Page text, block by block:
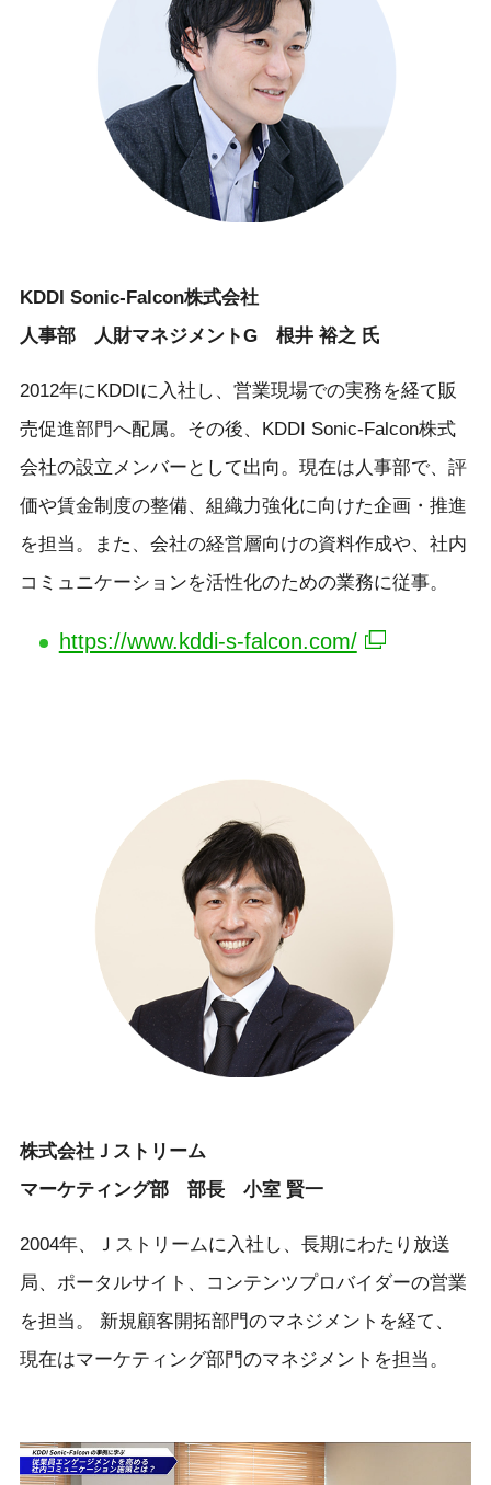
KDDI Sonic-Falcon株式会社
人事部 人財マネジメントG 根井 裕之 氏
2012年にKDDIに入社し、営業現場での実務を経て販
売促進部門へ配属。その後、KDDI Sonic-Falcon株式
会社の設立メンバーとして出向。現在は人事部で、評
価や賃金制度の整備、組織力強化に向けた企画・推進
を担当。また、会社の経営層向けの資料作成や、社内
コミュニケーションを活性化のための業務に従事。
https://www.kddi-s-falcon.com/
株式会社Ｊストリーム
マーケティング部 部長 小室 賢一
2004年、Ｊストリームに入社し、長期にわたり放送
局、ポータルサイト、コンテンツプロバイダーの営業
を担当。 新規顧客開拓部門のマネジメントを経て、
現在はマーケティング部門のマネジメントを担当。